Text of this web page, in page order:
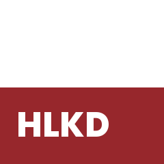
HLKD